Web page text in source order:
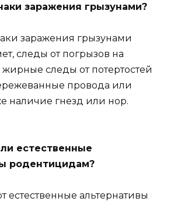
заражения грызунами?
заражения грызунами
следы от погрызов на
жирные следы от потертостей
провода или
наличие гнезд или нор.
естественные
родентицидам?
естественные альтернативы